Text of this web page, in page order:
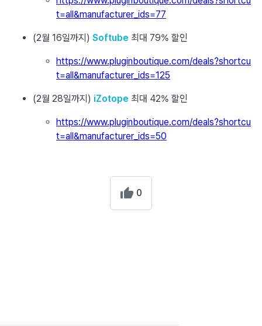
t=all&manufacturer_ids=77
(2월 16일까지) Softube 최대 79% 할인
https://www.pluginboutique.com/deals?shortcu
t=all&manufacturer_ids=125
(2월 28일까지) iZotope 최대 42% 할인
https://www.pluginboutique.com/deals?shortcu
t=all&manufacturer_ids=50
0